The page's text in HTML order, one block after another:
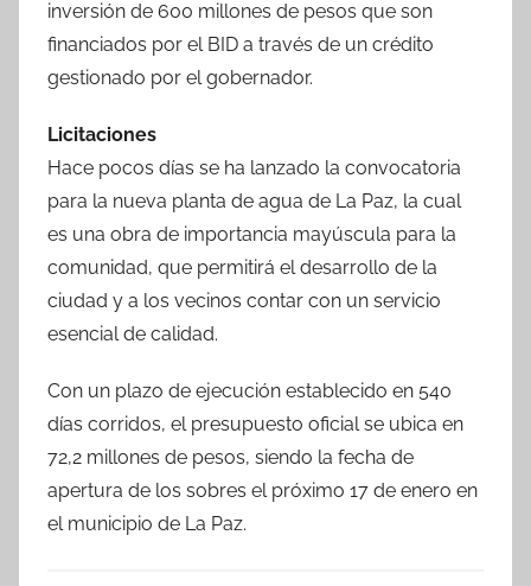
inversión de 600 millones de pesos que son
financiados por el BID a través de un crédito
gestionado por el gobernador.
Licitaciones
Hace pocos días se ha lanzado la convocatoria
para la nueva planta de agua de La Paz, la cual
es una obra de importancia mayúscula para la
comunidad, que permitirá el desarrollo de la
ciudad y a los vecinos contar con un servicio
esencial de calidad.
Con un plazo de ejecución establecido en 540
días corridos, el presupuesto oficial se ubica en
72,2 millones de pesos, siendo la fecha de
apertura de los sobres el próximo 17 de enero en
el municipio de La Paz.